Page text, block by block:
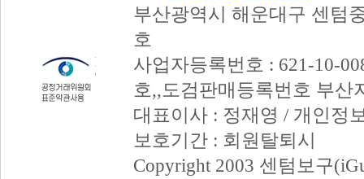
부산광역시 해운대구 센텀
호
사업자등록번호 : 621-10-
호,,도검판매등록번호 부산
대표이사 : 정재영 / 개인정
보호기간 : 회원탈퇴시
Copyright 2003 센텀보구